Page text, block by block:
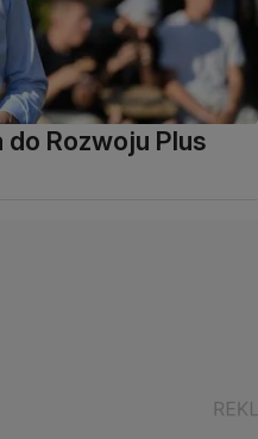
Rozwoju Plus